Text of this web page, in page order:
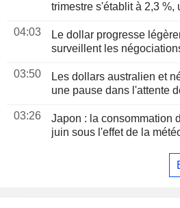
trimestre s'établit à 2,3 %,
04:03
Le dollar progresse
surveillent les
03:50
Les dollars australien et
une pause dans l'attente
03:26
Japon : la consommation
juin sous l'effet de la